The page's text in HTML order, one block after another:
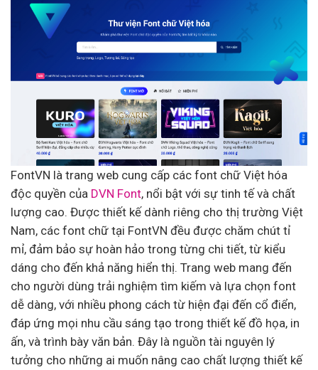
FontVN là trang web cung cấp các font chữ Việt hóa
độc quyền của DVN Font, nổi bật với sự tinh tế và chất
lượng cao. Được thiết kế dành riêng cho thị trường Việt
Nam, các font chữ tại FontVN đều được chăm chút tỉ
mỉ, đảm bảo sự hoàn hảo trong từng chi tiết, từ kiểu
dáng cho đến khả năng hiển thị. Trang web mang đến
cho người dùng trải nghiệm tìm kiếm và lựa chọn font
dễ dàng, với nhiều phong cách từ hiện đại đến cổ điển,
đáp ứng mọi nhu cầu sáng tạo trong thiết kế đồ họa, in
ấn, và trình bày văn bản. Đây là nguồn tài nguyên lý
tưởng cho những ai muốn nâng cao chất lượng thiết kế